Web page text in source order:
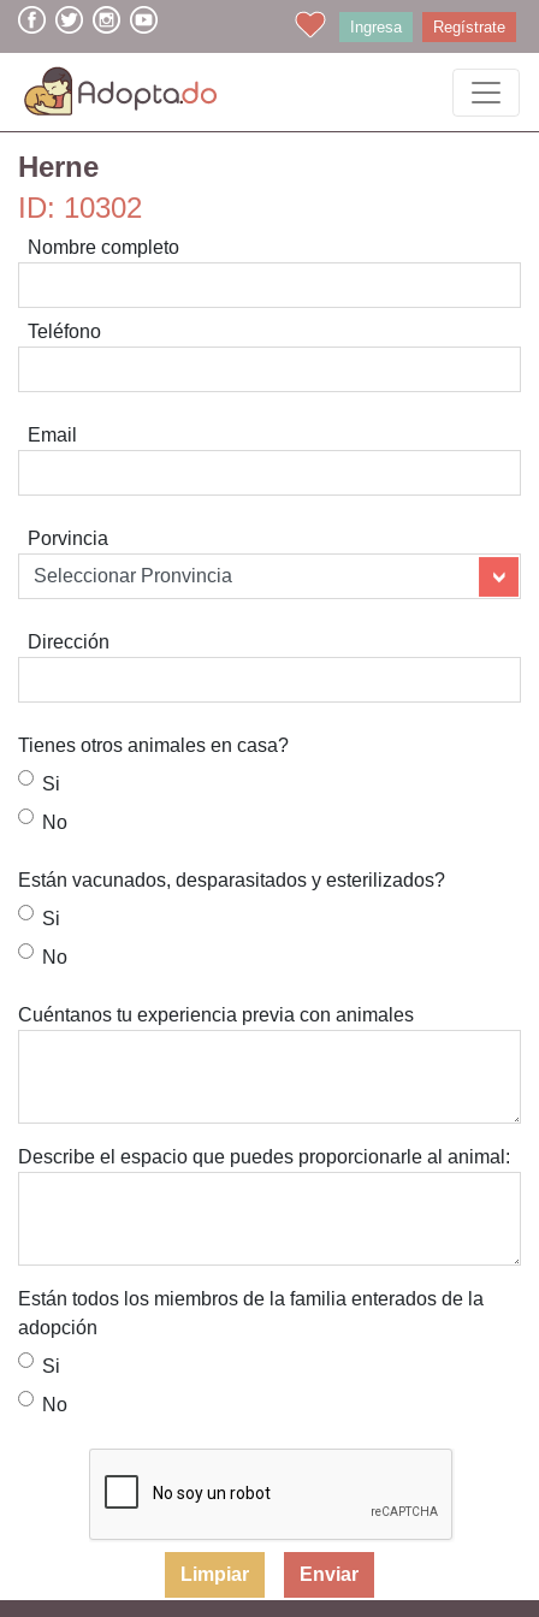
Ingresa Regístrate
Herne
ID: 10302
Nombre completo
Teléfono
Email
Porvincia
Dirección
Tienes otros animales en casa?
Si
No
Están vacunados, desparasitados y esterilizados?
Si
No
Cuéntanos tu experiencia previa con animales
Describe el espacio que puedes proporcionarle al animal:
Están todos los miembros de la familia enterados de la
adopción
Si
No
Limpiar